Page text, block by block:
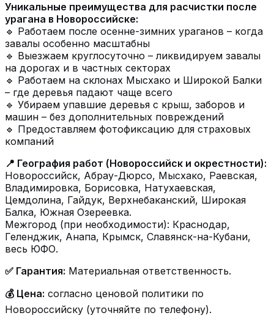
Уникальные преимущества для расчистки после
урагана в Новороссийске:
🔹 Работаем после осенне-зимних ураганов – когда
завалы особенно масштабны
🔹 Выезжаем круглосуточно – ликвидируем завалы
на дорогах и в частных секторах
🔹 Работаем на склонах Мысхако и Широкой Балки
– где деревья падают чаще всего
🔹 Убираем упавшие деревья с крыш, заборов и
машин – без дополнительных повреждений
🔹 Предоставляем фотофиксацию для страховых
компаний
📍 География работ (Новороссийск и окрестности):
Новороссийск, Абрау-Дюрсо, Мысхако, Раевская,
Владимировка, Борисовка, Натухаевская,
Цемдолина, Гайдук, Верхнебаканский, Широкая
Балка, Южная Озереевка.
Межгород (при необходимости): Краснодар,
Геленджик, Анапа, Крымск, Славянск-на-Кубани,
весь ЮФО.
✅ Гарантия: Материальная ответственность.
💰 Цена: согласно ценовой политики по
Новороссийску (уточняйте по телефону).